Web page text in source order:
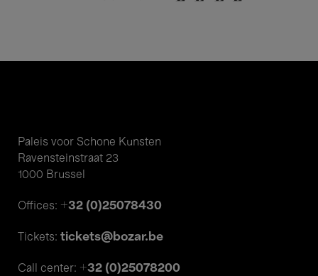
Paleis voor Schone Kunsten
Ravensteinstraat 23
1000 Brussel
Offices: +32 (0)25078430
Tickets: tickets@bozar.be
Call center: +32 (0)25078200